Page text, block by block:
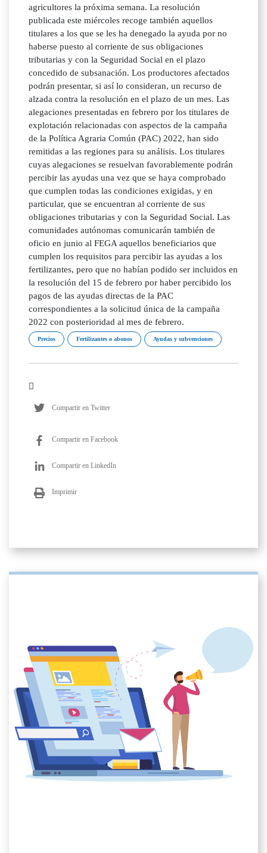
agricultores la próxima semana. La resolución
publicada este miércoles recoge también aquellos
titulares a los que se les ha denegado la ayuda por no
haberse puesto al corriente de sus obligaciones
tributarias y con la Seguridad Social en el plazo
concedido de subsanación. Los productores afectados
podrán presentar, si así lo consideran, un recurso de
alzada contra la resolución en el plazo de un mes. Las
alegaciones presentadas en febrero por los titulares de
explotación relacionadas con aspectos de la campaña
de la Política Agraria Común (PAC) 2022, han sido
remitidas a las regiones para su análisis. Los titulares
cuyas alegaciones se resuelvan favorablemente podrán
percibir las ayudas una vez que se haya comprobado
que cumplen todas las condiciones exigidas, y en
particular, que se encuentran al corriente de sus
obligaciones tributarias y con la Seguridad Social. Las
comunidades autónomas comunicarán también de
oficio en junio al FEGA aquellos beneficiarios que
cumplen los requisitos para percibir las ayudas a los
fertilizantes, pero que no habían podido ser incluidos en
la resolución del 15 de febrero por haber percibido los
pagos de las ayudas directas de la PAC
correspondientes a la solicitud única de la campaña
2022 con posterioridad al mes de febrero.
Precios Fertilizantes o abonos Ayudas y subvenciones
Compartir en Twitter
Compartir en Facebook
Compartir en LinkedIn
Imprimir